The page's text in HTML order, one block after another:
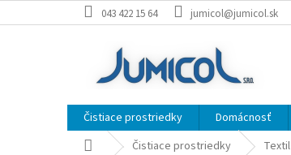
na
043 422 15 64 jumicol@jumicol.sk
Čistiace prostriedky Domácnosť
Domov Čistiace prostriedky Textil